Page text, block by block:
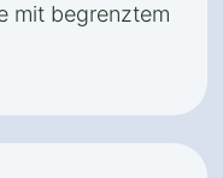
mit begrenztem